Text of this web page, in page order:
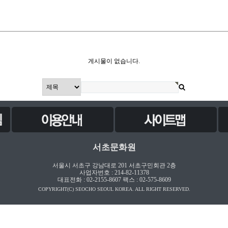
게시물이 없습니다.
서초문화원
서울시 서초구 강남대로 201 서초구민회관 2층
사업자번호 : 214-82-11378
대표전화 : 02-2155-8607 팩스 : 02-575-8609
COPYRIGHT(C) SEOCHO SEOUL KOREA. ALL RIGHT RESERVED.